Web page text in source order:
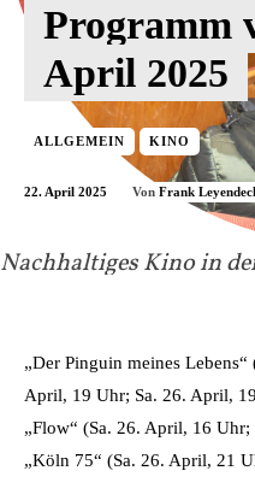
Nachhaltiges Kino in
Programm
April 2025
ALLGEMEIN KINO
22. April 2025 Von Frank
„Der Pinguin meines
April, 19 Uhr; Sa. 26. April,
„Flow“ (Sa. 26. April, 16
„Köln 75“ (Sa. 26. April, 21